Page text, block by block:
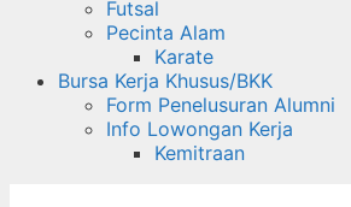
Futsal
Pecinta Alam
Karate
Bursa Kerja Khusus/BKK
Form Penelusuran Alumni
Info Lowongan Kerja
Kemitraan